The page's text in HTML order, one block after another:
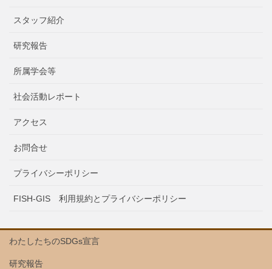
スタッフ紹介
研究報告
所属学会等
社会活動レポート
アクセス
お問合せ
プライバシーポリシー
FISH-GIS 利用規約とプライバシーポリシー
わたしたちのSDGs宣言
研究報告